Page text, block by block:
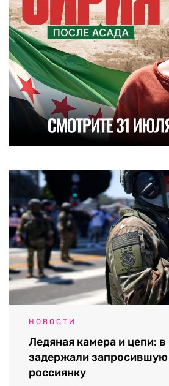
НОВОСТИ
Ледяная камера и цепи:
задержали
россиянку